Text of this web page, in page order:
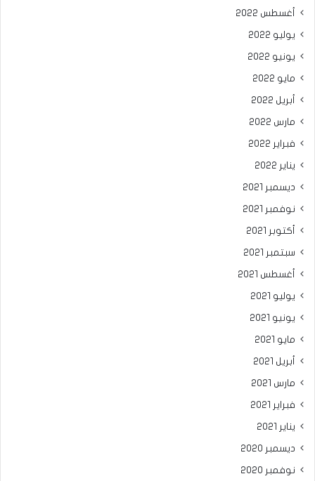
أغسطس 2022
يوليو 2022
يونيو 2022
مايو 2022
أبريل 2022
مارس 2022
فبراير 2022
يناير 2022
ديسمبر 2021
نوفمبر 2021
أكتوبر 2021
سبتمبر 2021
أغسطس 2021
يوليو 2021
يونيو 2021
مايو 2021
أبريل 2021
مارس 2021
فبراير 2021
يناير 2021
ديسمبر 2020
نوفمبر 2020